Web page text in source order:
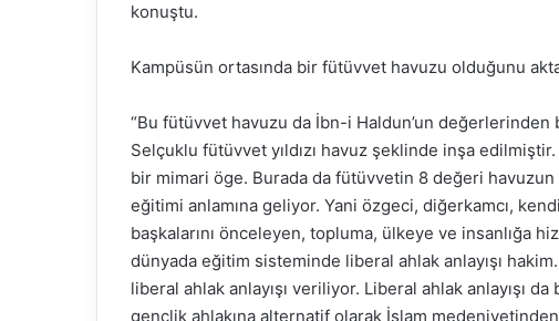
konuştu.
Kampüsün ortasında bir fütüvvet havuzu olduğunu
“Bu fütüvvet havuzu da İbn-i Haldun’un
Selçuklu fütüvvet yıldızı havuz şeklinde inşa
bir mimari öge. Burada da fütüvvetin 8 değeri havuzun
eğitimi anlamına geliyor. Yani özgeci, diğerkamcı,
başkalarını önceleyen, topluma, ülkeye ve insanlığa
dünyada eğitim sisteminde liberal ahlak anlayışı
liberal ahlak anlayışı veriliyor. Liberal ahlak anlayışı
gençlik ahlakına alternatif olarak İslam